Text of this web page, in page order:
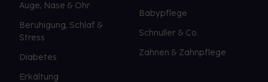
Auge, Nase & Ohr
Beruhigung, Schlaf &
Stress
Diabetes
Erkältung
Babypflege
Schnuller & Co.
Zahnen & Zahnpflege